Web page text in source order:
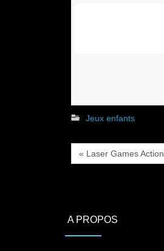
Jeux enfants
« Laser Games Action
A PROPOS